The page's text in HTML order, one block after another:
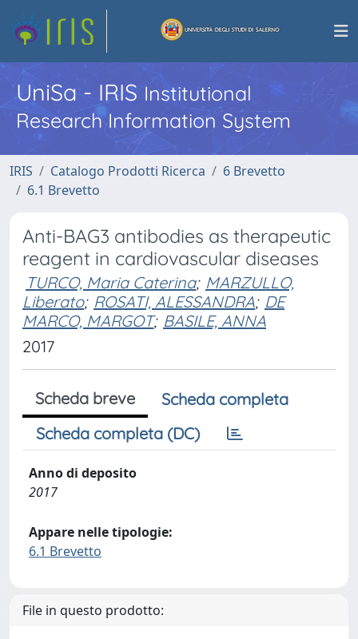
UniSa - IRISInstitutional
Research Information System
IRIS Catalogo Prodotti Ricerca
6 Brevetto
6.1 Brevetto
Anti-BAG3 antibodies as therapeutic
reagent in cardiovascular diseases
TURCO, Maria Caterina; MARZULLO,
Liberato; ROSATI, ALESSANDRA; DE
MARCO, MARGOT; BASILE, ANNA
2017
Scheda breve
Scheda completa
Scheda completa (DC)
Anno di deposito
2017
Appare nelle tipologie:
6.1 Brevetto
File in questo prodotto: